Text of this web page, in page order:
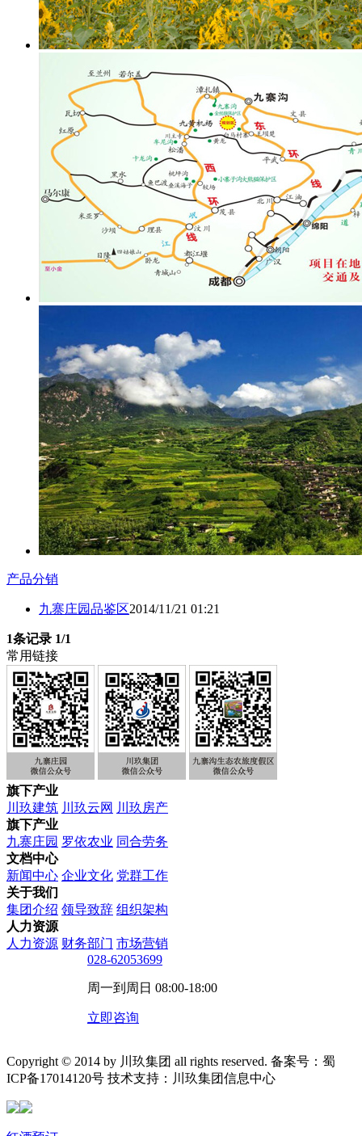
产品分销
九寨庄园品鉴区2014/11/21 01:21
1条记录 1/1
常用链接
旗下产业
川玖建筑 川玖云网 川玖房产
旗下产业
九寨庄园 罗依农业 同合劳务
文档中心
新闻中心 企业文化 党群工作
关于我们
集团介绍 领导致辞 组织架构
人力资源
人力资源 财务部门 市场营销
028-62053699
周一到周日 08:00-18:00
立即咨询
Copyright © 2014 by 川玖集团 all rights reserved. 备案号：蜀
ICP备17014120号 技术支持：川玖集团信息中心